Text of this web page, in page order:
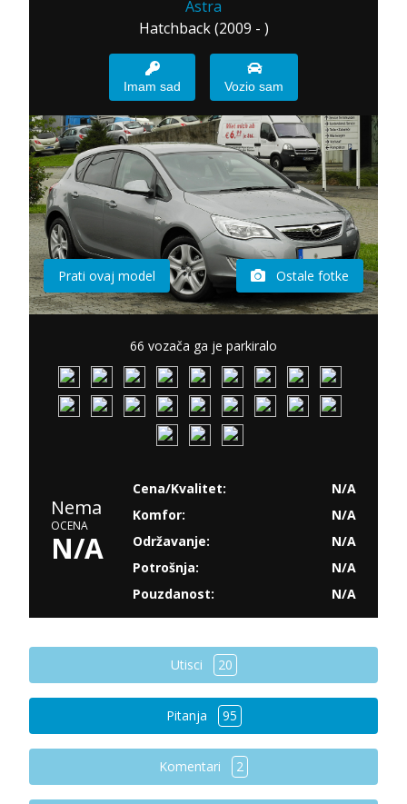
Astra
Hatchback (2009 - )
Imam sad Vozio sam
Prati ovaj model Ostale fotke
66 vozača ga je parkiralo
Nema
OCENA
N/A
Cena/Kvalitet:
N/A
Komfor:
N/A
Održavanje:
N/A
Potrošnja:
N/A
Pouzdanost:
N/A
Utisci 20
Pitanja 95
Komentari 2